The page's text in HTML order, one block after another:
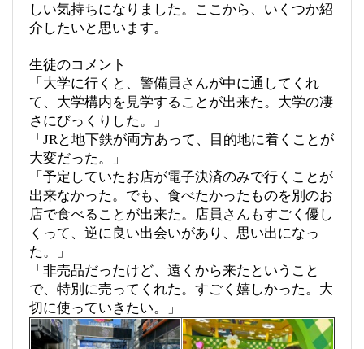
しい気持ちになりました。ここから、いくつか紹
介したいと思います。
生徒のコメント
「大学に行くと、警備員さんが中に通してくれ
て、大学構内を見学することが出来た。大学の凄
さにびっくりした。」
「JRと地下鉄が両方あって、目的地に着くことが
大変だった。」
「予定していたお店が電子決済のみで行くことが
出来なかった。でも、食べたかったものを別のお
店で食べることが出来た。店員さんもすごく優し
くって、逆に良い出会いがあり、思い出になっ
た。」
「非売品だったけど、遠くから来たということ
で、特別に売ってくれた。すごく嬉しかった。大
切に使っていきたい。」